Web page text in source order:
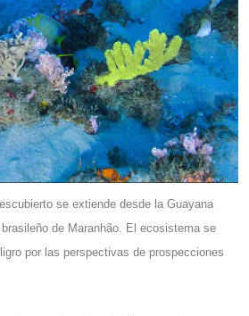
se extiende desde la Guayana
de Maranhão. El ecosistema se
por las perspectivas de prospecciones